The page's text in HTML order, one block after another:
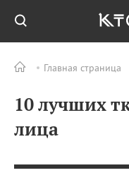
Главная страница
10 лучших
лица